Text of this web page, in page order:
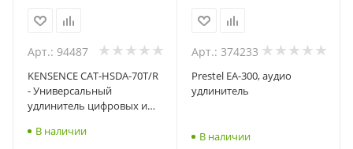
Арт.: 94487
KENSENCE CAT-HSDA-70T/R
- Универсальный
удлинитель цифровых и
витой паре на 70 метров
В наличии
Арт.: 374233
Prestel EA-300, аудио
удлинитель
В наличии